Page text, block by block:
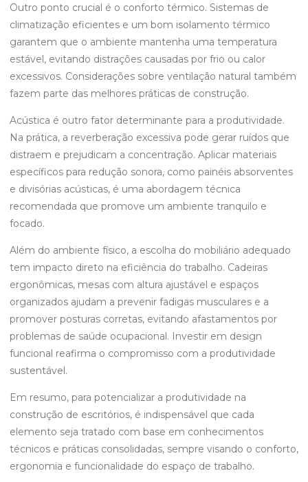
Outro ponto crucial é o conforto térmico. Sistemas de
climatização eficientes e um bom isolamento térmico
garantem que o ambiente mantenha uma temperatura
estável, evitando distrações causadas por frio ou calor
excessivos. Considerações sobre ventilação natural também
fazem parte das melhores práticas de construção.
Acústica é outro fator determinante para a produtividade.
Na prática, a reverberação excessiva pode gerar ruídos que
distraem e prejudicam a concentração. Aplicar materiais
específicos para redução sonora, como painéis absorventes
e divisórias acústicas, é uma abordagem técnica
recomendada que promove um ambiente tranquilo e
focado.
Além do ambiente físico, a escolha do mobiliário adequado
tem impacto direto na eficiência do trabalho. Cadeiras
ergonômicas, mesas com altura ajustável e espaços
organizados ajudam a prevenir fadigas musculares e a
promover posturas corretas, evitando afastamentos por
problemas de saúde ocupacional. Investir em design
funcional reafirma o compromisso com a produtividade
sustentável.
Em resumo, para potencializar a produtividade na
construção de escritórios, é indispensável que cada
elemento seja tratado com base em conhecimentos
técnicos e práticas consolidadas, sempre visando o conforto,
ergonomia e funcionalidade do espaço de trabalho.